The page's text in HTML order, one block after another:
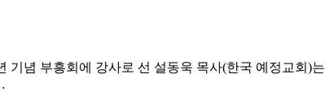
기념 부흥회에 강사로 선 설동욱 목사(한국 예정교회)